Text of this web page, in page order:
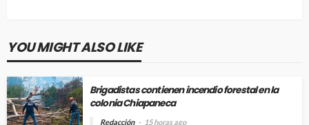
YOU MIGHT ALSO LIKE
Brigadistas contienen incendio forestal en la
colonia Chiapaneca
Redacción 15 horas ago